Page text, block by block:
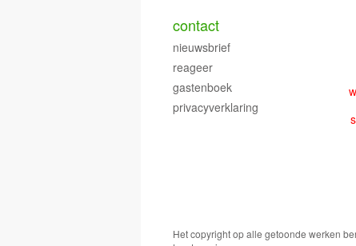
contact
nieuwsbrief
reageer
gastenboek
privacyverklaring
Het copyright op alle getoonde werken